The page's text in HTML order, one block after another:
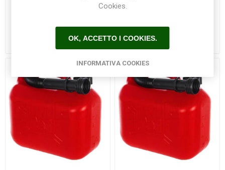
benzina capienza 10 litri
€37,50
benzina capienza 5 litri
€27,50
Cookies.
OK, ACCETTO I COOKIES.
INFORMATIVA COOKIES